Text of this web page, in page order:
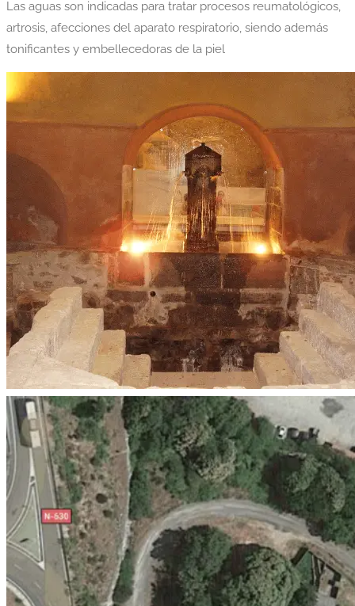
Las aguas son indicadas para tratar procesos reumatológicos,
artrosis, afecciones del aparato respiratorio, siendo además
tonificantes y embellecedoras de la piel